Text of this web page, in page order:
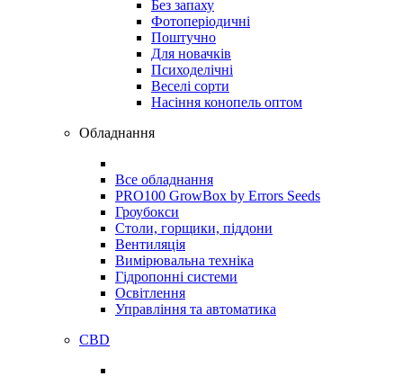
Без запаху
Фотоперіодичні
Поштучно
Для новачків
Психоделічні
Веселі сорти
Насіння конопель оптом
Обладнання
Все обладнання
PRO100 GrowBox by Errors Seeds
Гроубокси
Столи, горщики, піддони
Вентиляція
Вимірювальна техніка
Гідропонні системи
Освітлення
Управління та автоматика
CBD